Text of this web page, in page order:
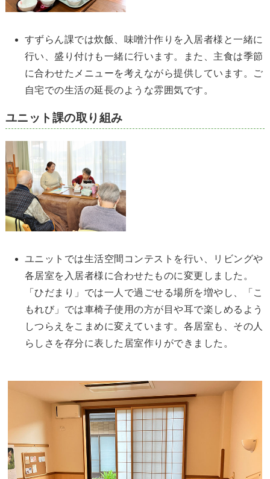
すずらん課では炊飯、味噌汁作りを入居者様と一緒に
行い、盛り付けも一緒に行います。また、主食は季節
に合わせたメニューを考えながら提供しています。ご
自宅での生活の延長のような雰囲気です。
ユニット課の取り組み
ユニットでは生活空間コンテストを行い、リビングや
各居室を入居者様に合わせたものに変更しました。
「ひだまり」では一人で過ごせる場所を増やし、「こ
もれび」では車椅子使用の方が目や耳で楽しめるよう
しつらえをこまめに変えています。各居室も、その人
らしさを存分に表した居室作りができました。